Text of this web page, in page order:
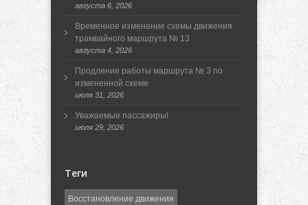
августа 6, 2026
Временное изменение схемы движения
трамвайного маршрута № 13
августа 4, 2026
Продление работы маршрута № 3 по
измененной схеме
июля 31, 2026
Уважаемые пассажиры!
июля 29, 2026
Теги
Восстановление движения